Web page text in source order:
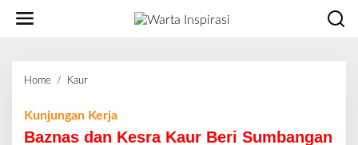
Home / Kaur
z
n
Kunjungan Kerja
Baznas dan Kesra Kaur Beri Sumbangan